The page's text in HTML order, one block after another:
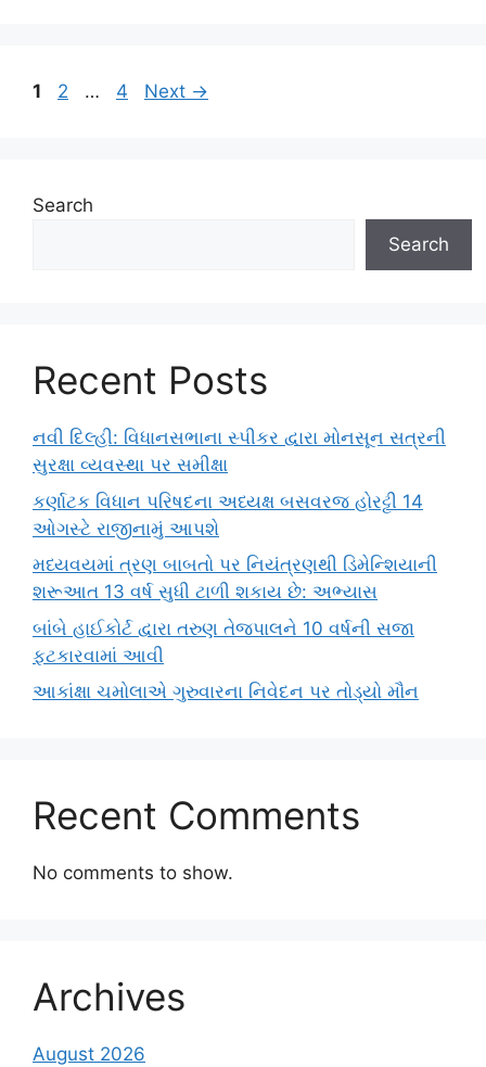
Page
1 Page
2 … Page
4 Next →
Search
Search
Recent Posts
નવી દિલ્હી: વિધાનસભાના સ્પીકર દ્વારા મોનસૂન સત્રની
સુરક્ષા વ્યવસ્થા પર સમીક્ષા
કર્ણાટક વિધાન પરિષદના અધ્યક્ષ બસવરજ હોરટ્ટી 14
ઓગસ્ટે રાજીનામું આપશે
મધ્યવયમાં ત્રણ બાબતો પર નિયંત્રણથી ડિમેન્શિયાની
શરૂઆત 13 વર્ષ સુધી ટાળી શકાય છે: અભ્યાસ
બાંબે હાઈકોર્ટ દ્વારા તરુણ તેજપાલને 10 વર્ષની સજા
ફટકારવામાં આવી
આકાંક્ષા ચમોલાએ ગુરુવારના નિવેદન પર તોડ્યો મૌન
Recent Comments
No comments to show.
Archives
August 2026